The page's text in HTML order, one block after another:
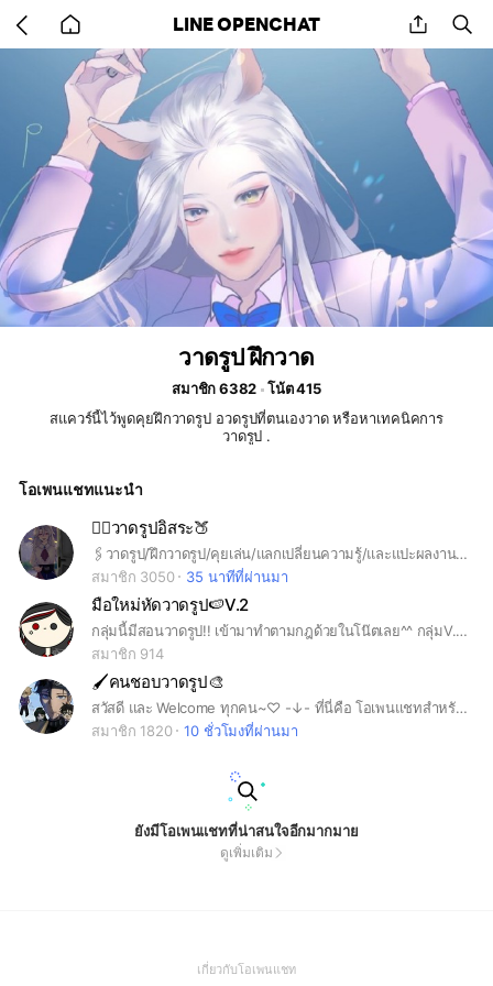
back
to
home
LINE OPENCHAT share
วาดรูป ฝึกวาด
สมาชิก 6382
โน้ต 415
สแควร์นี้ไว้พูดคุยฝึกวาดรูป อวดรูปที่ตนเองวาด หรือหาเทคนิคการ
วาดรูป .
โอเพนแชทแนะนำ
👉🏻วาดรูปอิสระ🍑
🖇วาดรูป/ฝึกวาดรูป/คุยเล่น/แลกเปลี่ยนความรู้/และแปะผลงาน•√•✨ 『กลุ่มนี้ต้อนรับทุกคนครับ』 **วาดสวยหรือไม่สวยหรือจะวาดไม่เป็นก็เข้าได้✨💗 **เข้ามาแล้วอย่าลืมอ่านกฏในโน้ตด้วยนะครับ^^
สมาชิก 3050
35 นาทีที่ผ่านมา
มือใหม่หัดวาดรูป🍉V.2
กลุ่มนี้มีสอนวาดรูป!! เข้ามาทำตามกฎด้วยในโน๊ตเลย^^ กลุ่มV.2 สร้างแทนกลุ่มแรกที่ไม่มีแอด #วาดรูป #ออริ #สอนวาดรูป #oc #หัดวาดรูป #ฝึกวาดรูป
สมาชิก 914
🖌️คนชอบวาดรูป🎨
สวัสดี และ Welcome ทุกคน~♡ -↓- ที่นี่คือ โอเพนแชทสำหรับ สายวาดรูป! มีช่องแชท พูดคุย, แปะงาน และโรลเพลย์ •เข้ามาแล้วอย่าลืมอ่านกฎในโน้ตกันด้วย~
สมาชิก 1820
10 ชั่วโมงที่ผ่านมา
ยังมีโอเพนแชทที่น่าสนใจอีกมากมาย
ดูเพิ่มเติม
เกี่ยวกับโอเพนแชท(Open